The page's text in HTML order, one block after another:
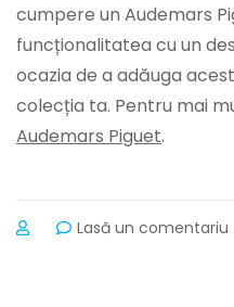
cumpere un Audemars
funcționalitatea cu un
ocazia de a adăuga
colecția ta. Pentru mai
Audemars Piguet.
Lasă un comentariu